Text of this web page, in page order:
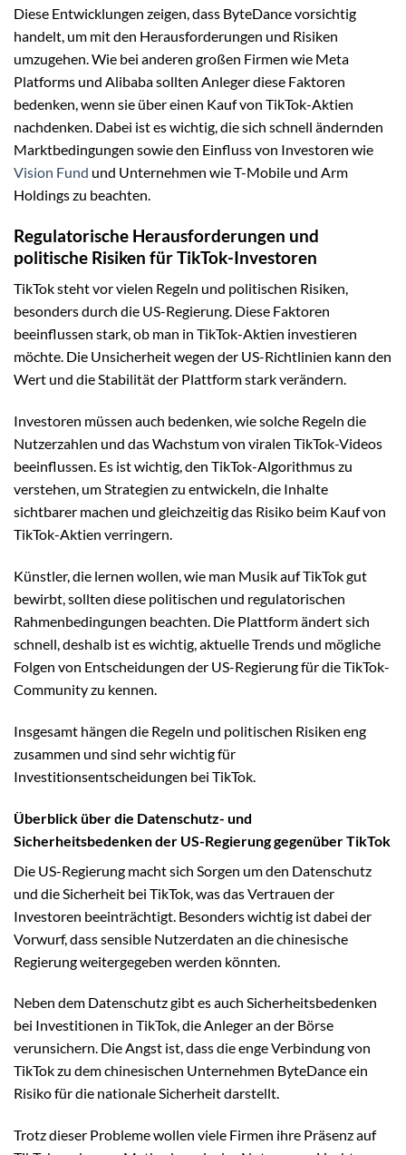
Diese Entwicklungen zeigen, dass ByteDance vorsichtig
handelt, um mit den Herausforderungen und Risiken
umzugehen. Wie bei anderen großen Firmen wie Meta
Platforms und Alibaba sollten Anleger diese Faktoren
bedenken, wenn sie über einen Kauf von TikTok-Aktien
nachdenken. Dabei ist es wichtig, die sich schnell ändernden
Marktbedingungen sowie den Einfluss von Investoren wie
Vision Fund und Unternehmen wie T-Mobile und Arm
Holdings zu beachten.
Regulatorische Herausforderungen und
politische Risiken für TikTok-Investoren
TikTok steht vor vielen Regeln und politischen Risiken,
besonders durch die US-Regierung. Diese Faktoren
beeinflussen stark, ob man in TikTok-Aktien investieren
möchte. Die Unsicherheit wegen der US-Richtlinien kann den
Wert und die Stabilität der Plattform stark verändern.
Investoren müssen auch bedenken, wie solche Regeln die
Nutzerzahlen und das Wachstum von viralen TikTok-Videos
beeinflussen. Es ist wichtig, den TikTok-Algorithmus zu
verstehen, um Strategien zu entwickeln, die Inhalte
sichtbarer machen und gleichzeitig das Risiko beim Kauf von
TikTok-Aktien verringern.
Künstler, die lernen wollen, wie man Musik auf TikTok gut
bewirbt, sollten diese politischen und regulatorischen
Rahmenbedingungen beachten. Die Plattform ändert sich
schnell, deshalb ist es wichtig, aktuelle Trends und mögliche
Folgen von Entscheidungen der US-Regierung für die TikTok-
Community zu kennen.
Insgesamt hängen die Regeln und politischen Risiken eng
zusammen und sind sehr wichtig für
Investitionsentscheidungen bei TikTok.
Überblick über die Datenschutz- und
Sicherheitsbedenken der US-Regierung gegenüber TikTok
Die US-Regierung macht sich Sorgen um den Datenschutz
und die Sicherheit bei TikTok, was das Vertrauen der
Investoren beeinträchtigt. Besonders wichtig ist dabei der
Vorwurf, dass sensible Nutzerdaten an die chinesische
Regierung weitergegeben werden könnten.
Neben dem Datenschutz gibt es auch Sicherheitsbedenken
bei Investitionen in TikTok, die Anleger an der Börse
verunsichern. Die Angst ist, dass die enge Verbindung von
TikTok zu dem chinesischen Unternehmen ByteDance ein
Risiko für die nationale Sicherheit darstellt.
Trotz dieser Probleme wollen viele Firmen ihre Präsenz auf